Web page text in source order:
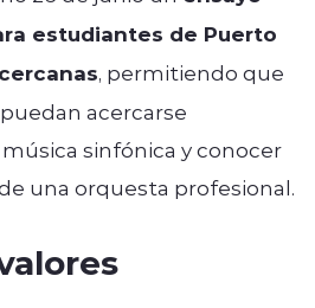
estudiantes de Puerto
, permitiendo que
acercarse
sinfónica y conocer
una orquesta profesional.